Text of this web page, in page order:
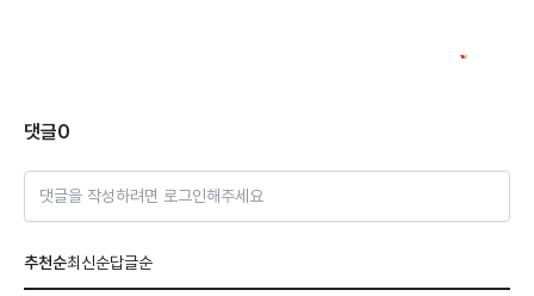
댓글0
댓글을 작성하려면 로그인해주세요
추천순최신순답글순